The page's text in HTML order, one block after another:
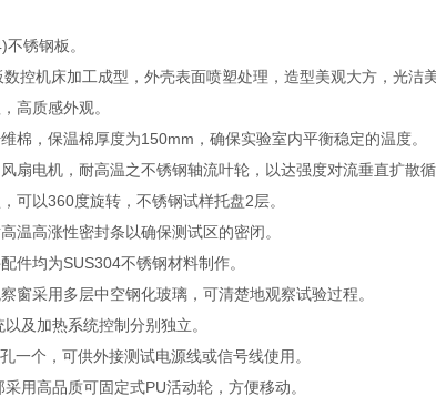
锈钢板。
控机床加工成型，外壳表面喷塑处理，造型美观大方，光洁美
高质感外观。
棉，保温棉厚度为150mm，确保实验室内平衡稳定的温度。
扇电机，耐高温之不锈钢轴流叶轮，以达强度对流垂直扩散循
可以360度旋转，不锈钢试样托盘2层。
温高涨性密封条以确保测试区的密闭。
件均为SUS304不锈钢材料制作。
窗采用多层中空钢化玻璃，可清楚地观察试验过程。
及加热系统控制分别独立。
一个，可供外接测试电源线或信号线使用。
用高品质可固定式PU活动轮，方便移动。